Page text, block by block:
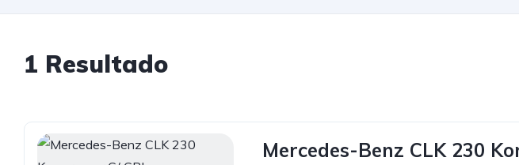
1 Resultado
Mercedes-Benz CLK 230